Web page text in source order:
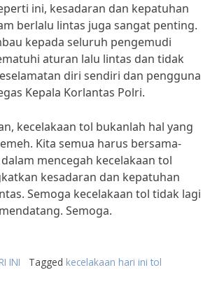
ini, kesadaran dan kepatuhan
berlalu lintas juga sangat penting.
kepada seluruh pengemudi
aturan lalu lintas dan tidak
diri sendiri dan pengguna
Kepala Korlantas Polri.
kecelakaan tol bukanlah hal yang
Kita semua harus bersama-
mencegah kecelakaan tol
kesadaran dan kepatuhan
Semoga kecelakaan tol tidak lagi
Semoga.
INI Tagged kecelakaan hari ini tol